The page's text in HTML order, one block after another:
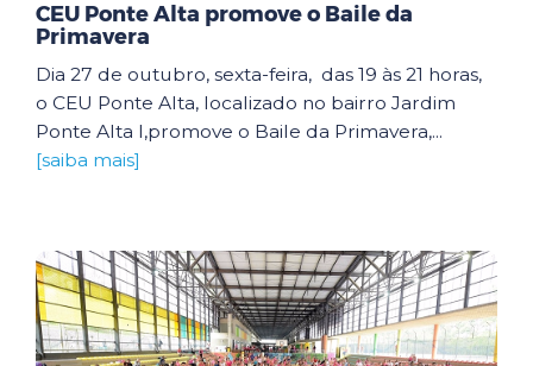
CEU Ponte Alta promove o Baile da
Primavera
Dia 27 de outubro, sexta-feira, das 19 às 21 horas,
o CEU Ponte Alta, localizado no bairro Jardim
Ponte Alta I,promove o Baile da Primavera,...
[saiba mais]